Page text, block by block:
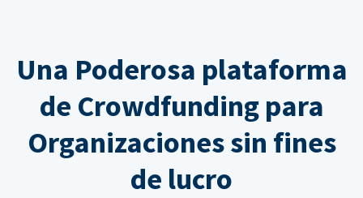
Una Poderosa plataforma
de Crowdfunding para
Organizaciones sin fines
de lucro